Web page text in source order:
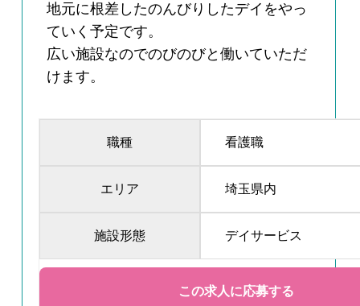
地元に根差したのんびりしたデイをやっ
ていく予定です。
広い施設なのでのびのびと働いていただ
けます。
職種 看護職
エリア 埼玉県内
施設形態 デイサービス